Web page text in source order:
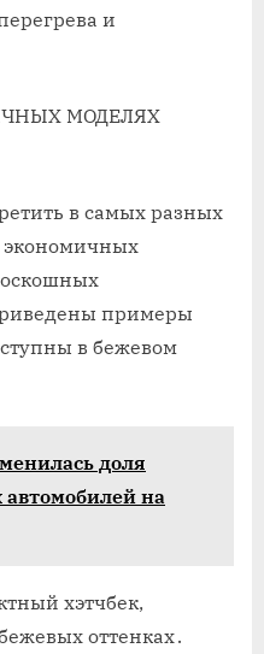
и
МОДЕЛЯХ
в самых разных
экономичных
примеры
в бежевом
доля
на
хэтчбек,
оттенках․